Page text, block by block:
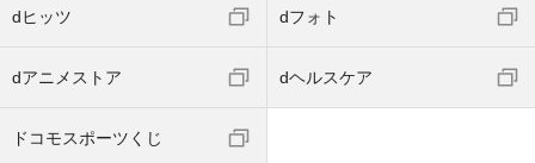
dヒッツ dフォト
dアニメストア dヘルスケア
ドコモスポーツくじ